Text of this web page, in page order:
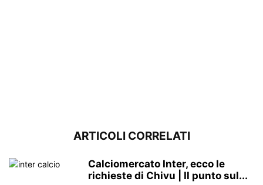
ARTICOLI CORRELATI
Calciomercato Inter, ecco le
richieste di Chivu | Il punto sul...